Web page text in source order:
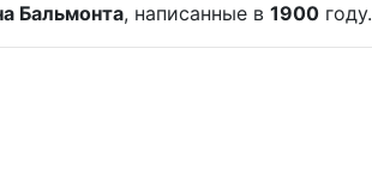
Бальмонта, написанные в 1900 году.